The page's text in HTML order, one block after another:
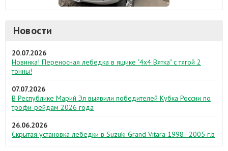
Новости
20.07.2026
Новинка! Переносная лебедка в ящике "4х4 Вятка" с тягой 2
тонны!
07.07.2026
В Республике Марий Эл выявили победителей Кубка России по
трофи-рейдам 2026 года
26.06.2026
Скрытая установка лебедки в Suzuki Grand Vitara 1998–2005 г.в